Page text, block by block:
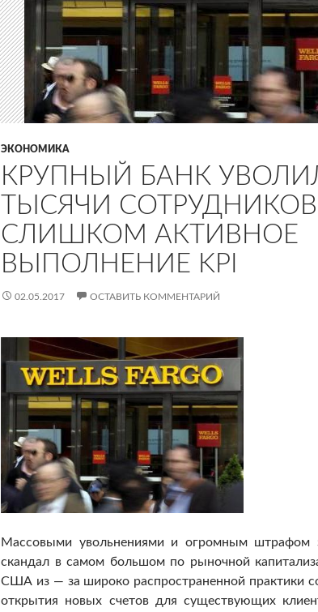
ЭКОНОМИКА
КРУПНЫЙ БАНК УВОЛИЛ
ТЫСЯЧИ
СЛИШКОМ АКТИВНОЕ
ВЫПОЛНЕНИЕ KPI
02.05.2017 ОСТАВИТЬ КОММЕНТАРИЙ
Массовыми увольнениями и огромным штрафом
скандал в самом большом по рыночной
США из — за широко распространенной практики
открытия новых счетов для существующих